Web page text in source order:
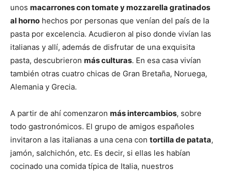
unos macarrones con tomate y mozzarella gratinados
al horno hechos por personas que venían del país de la
pasta por excelencia. Acudieron al piso donde vivían las
italianas y allí, además de disfrutar de una exquisita
pasta, descubrieron más culturas. En esa casa vivían
también otras cuatro chicas de Gran Bretaña, Noruega,
Alemania y Grecia.
A partir de ahí comenzaron más intercambios, sobre
todo gastronómicos. El grupo de amigos españoles
invitaron a las italianas a una cena con tortilla de patata,
jamón, salchichón, etc. Es decir, si ellas les habían
cocinado una comida típica de Italia, nuestros